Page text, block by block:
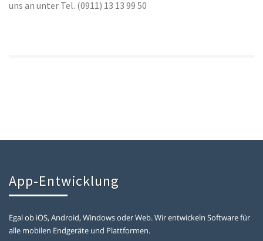
uns an unter Tel. (0911) 13 13 99 50
App-Entwicklung
Egal ob iOS, Android, Windows oder Web. Wir entwickeln Software für
alle mobilen Endgeräte und Plattformen.